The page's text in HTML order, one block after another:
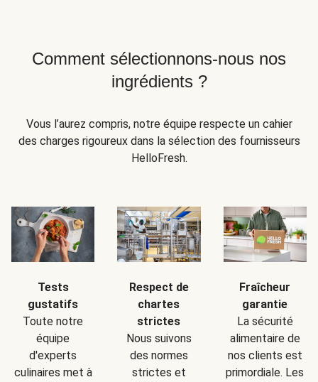
Comment sélectionnons-nous nos
ingrédients ?
Vous l’aurez compris, notre équipe respecte un cahier
des charges rigoureux dans la sélection des fournisseurs
HelloFresh.
Tests
gustatifs
Toute notre
équipe
d'experts
culinaires met à
Respect de
chartes
strictes
Nous suivons
des normes
strictes et
Fraîcheur
garantie
La sécurité
alimentaire de
nos clients est
primordiale. Les